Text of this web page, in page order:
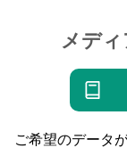
メデ
ご希望のデータ